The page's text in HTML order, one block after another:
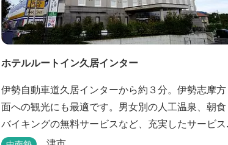
ホテルルートイン久居インター
伊勢自動車道久居インターから約３分。伊勢志摩方
面への観光にも最適です。男女別の人工温泉、朝食
バイキングの無料サービスなど、充実したサービス
でお待ちしております。近くに多数の飲食店や物販